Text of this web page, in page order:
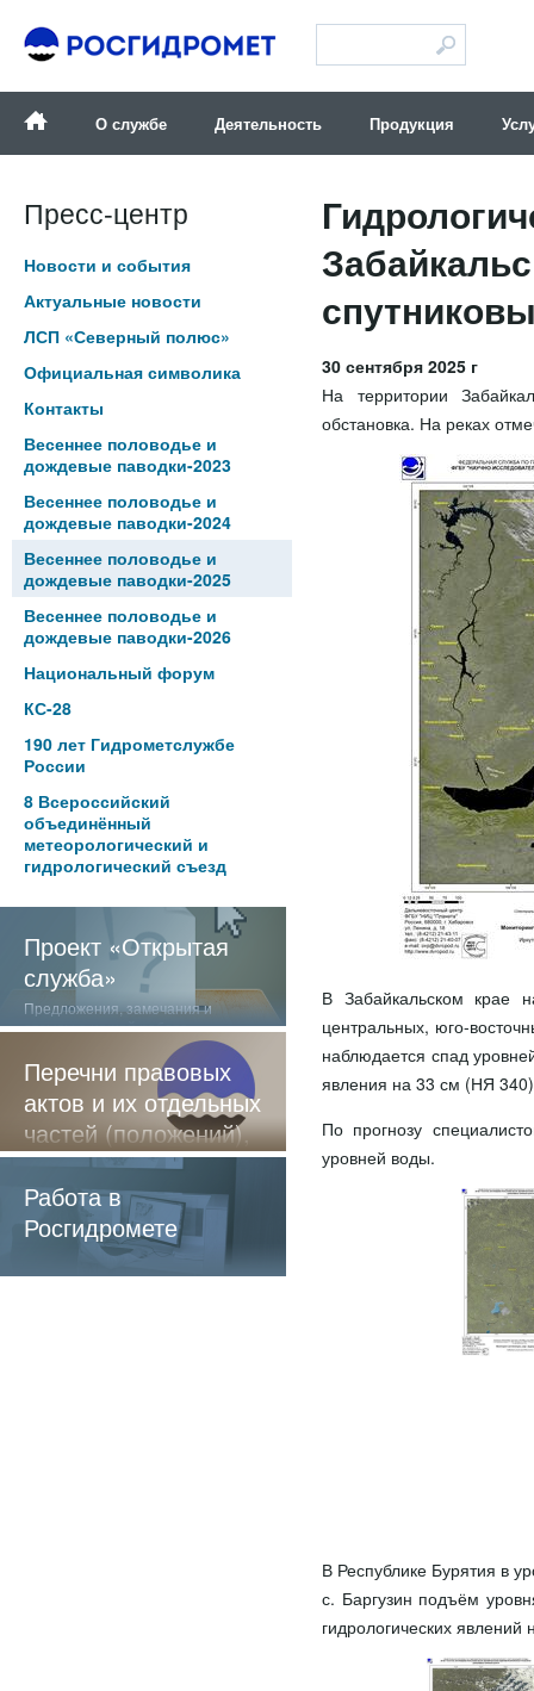
О службе Деятельность Продукция
Пресс-центр
Новости и события
Актуальные новости
ЛСП «Северный полюс»
Официальная символика
Контакты
Весеннее половодье и
дождевые паводки-2023
Весеннее половодье и
дождевые паводки-2024
Весеннее половодье и
дождевые паводки-2025
Весеннее половодье и
дождевые паводки-2026
Национальный форум
КС-28
190 лет Гидрометслужбе
России
8 Всероссийский
объединённый
метеорологический и
гидрологический съезд
Проект «Открытая
служба»
Предложения, замечания и
отзывы о нашей работе
Перечни правовых
актов и их отдельных
частей (положений),
содержащие
обязательные
требования
Работа в
Росгидромете
30 сентября 2025 г
На территории
обстановка. На реках
В Забайкальском крае
центральных, юго-
наблюдается спад
явления на 33 см (НЯ
По прогнозу
уровней воды.
В Республике Бурятия в
с. Баргузин подъём
гидрологических явлений